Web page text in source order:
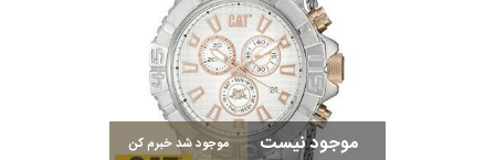
موجود نیست موجود شد خبرم کن